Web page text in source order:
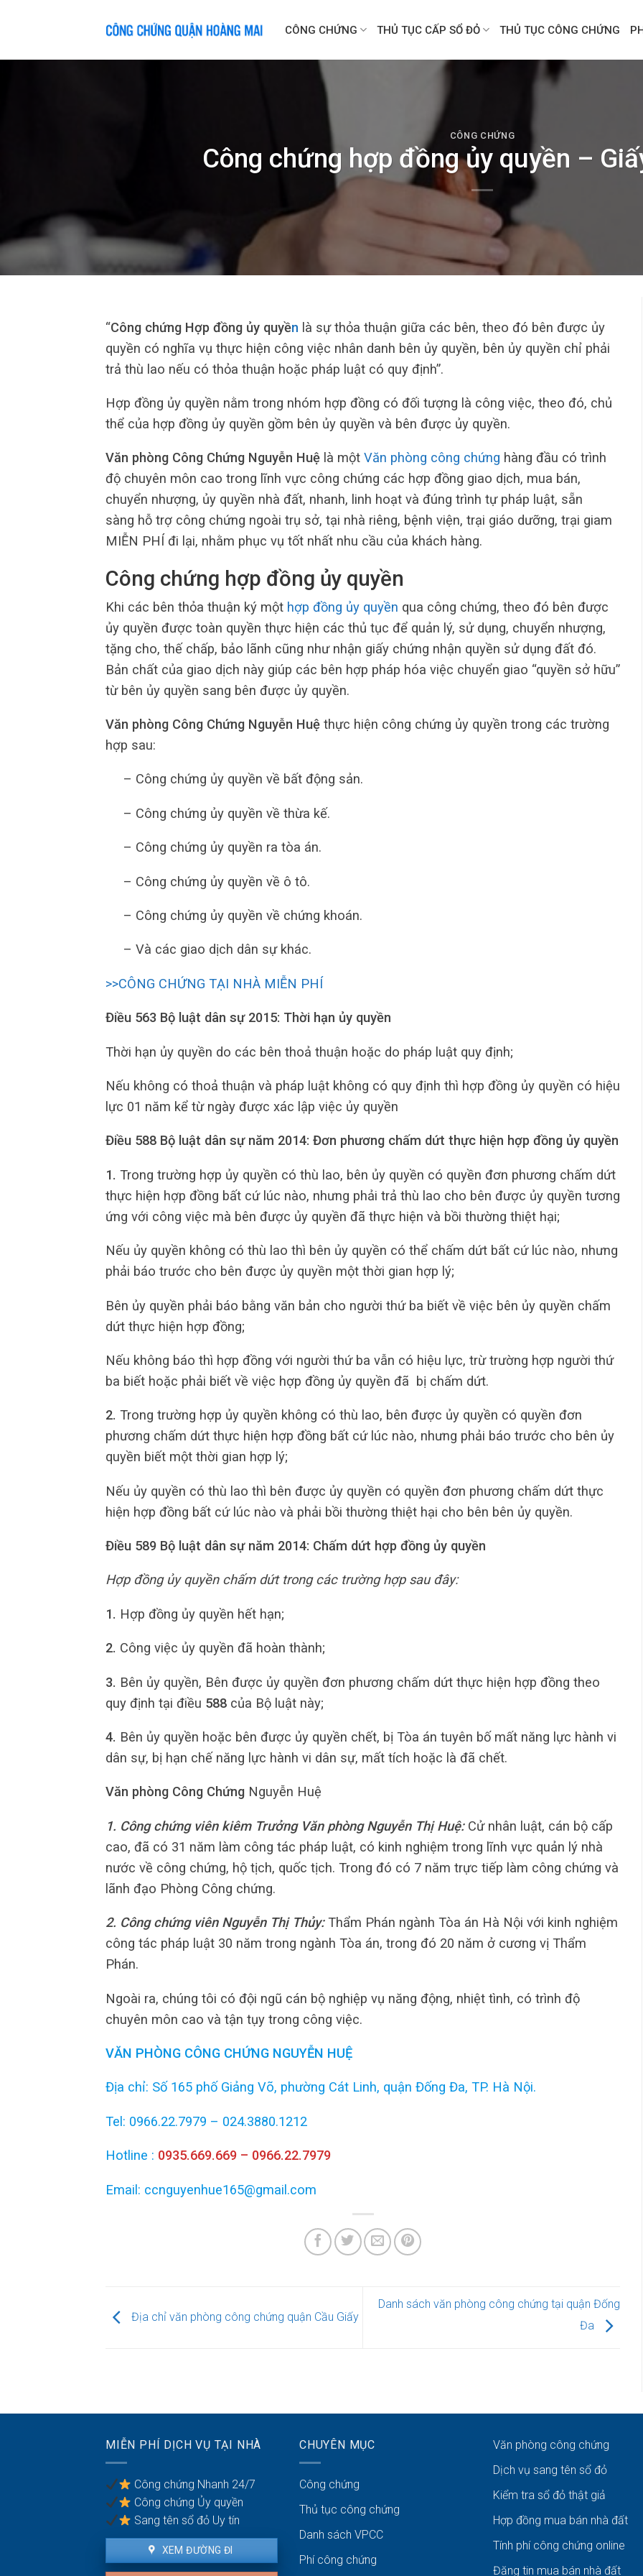
CÔNG CHỨNG THỦ TỤC CẤP SỔ ĐỎ THỦ TỤC CÔNG CHỨNG
CÔNG CHỨNG
Công chứng hợp đồng ủy quyền –
“Công chứng Hợp đồng ủy quyền là sự thỏa thuận giữa các bên, theo đó bên được ủy
quyền có nghĩa vụ thực hiện công việc nhân danh bên ủy quyền, bên ủy quyền chỉ phải
trả thù lao nếu có thỏa thuận hoặc pháp luật có quy định”.
Hợp đồng ủy quyền nằm trong nhóm hợp đồng có đối tượng là công việc, theo đó, chủ
thể của hợp đồng ủy quyền gồm bên ủy quyền và bên được ủy quyền.
Văn phòng Công Chứng Nguyễn Huệ là một Văn phòng công chứng hàng đầu có trình
độ chuyên môn cao trong lĩnh vực công chứng các hợp đồng giao dịch, mua bán,
chuyển nhượng, ủy quyền nhà đất, nhanh, linh hoạt và đúng trình tự pháp luật, sẵn
sàng hỗ trợ công chứng ngoài trụ sở, tại nhà riêng, bệnh viện, trại giáo dưỡng, trại giam
MIỄN PHÍ đi lại, nhằm phục vụ tốt nhất nhu cầu của khách hàng.
Công chứng hợp đồng ủy quyền
Khi các bên thỏa thuận ký một hợp đồng ủy quyền qua công chứng, theo đó bên được
ủy quyền được toàn quyền thực hiện các thủ tục để quản lý, sử dụng, chuyển nhượng,
tặng cho, thế chấp, bảo lãnh cũng như nhận giấy chứng nhận quyền sử dụng đất đó.
Bản chất của giao dịch này giúp các bên hợp pháp hóa việc chuyển giao “quyền sở hữu”
từ bên ủy quyền sang bên được ủy quyền.
Văn phòng Công Chứng Nguyễn Huệ thực hiện công chứng ủy quyền trong các trường
hợp sau:
– Công chứng ủy quyền về bất động sản.
– Công chứng ủy quyền về thừa kế.
– Công chứng ủy quyền ra tòa án.
– Công chứng ủy quyền về ô tô.
– Công chứng ủy quyền về chứng khoán.
– Và các giao dịch dân sự khác.
>>CÔNG CHỨNG TẠI NHÀ MIỄN PHÍ
Điều 563 Bộ luật dân sự 2015: Thời hạn ủy quyền
Thời hạn ủy quyền do các bên thoả thuận hoặc do pháp luật quy định;
Nếu không có thoả thuận và pháp luật không có quy định thì hợp đồng ủy quyền có hiệu
lực 01 năm kể từ ngày được xác lập việc ủy quyền
Điều 588 Bộ luật dân sự năm 2014: Đơn phương chấm dứt thực hiện hợp đồng ủy quyền
1. Trong trường hợp ủy quyền có thù lao, bên ủy quyền có quyền đơn phương chấm dứt
thực hiện hợp đồng bất cứ lúc nào, nhưng phải trả thù lao cho bên được ủy quyền tương
ứng với công việc mà bên được ủy quyền đã thực hiện và bồi thường thiệt hại;
Nếu ủy quyền không có thù lao thì bên ủy quyền có thể chấm dứt bất cứ lúc nào, nhưng
phải báo trước cho bên được ủy quyền một thời gian hợp lý;
Bên ủy quyền phải báo bằng văn bản cho người thứ ba biết về việc bên ủy quyền chấm
dứt thực hiện hợp đồng;
Nếu không báo thì hợp đồng với người thứ ba vẫn có hiệu lực, trừ trường hợp người thứ
ba biết hoặc phải biết về việc hợp đồng ủy quyền đã bị chấm dứt.
2. Trong trường hợp ủy quyền không có thù lao, bên được ủy quyền có quyền đơn
phương chấm dứt thực hiện hợp đồng bất cứ lúc nào, nhưng phải báo trước cho bên ủy
quyền biết một thời gian hợp lý;
Nếu ủy quyền có thù lao thì bên được ủy quyền có quyền đơn phương chấm dứt thực
hiện hợp đồng bất cứ lúc nào và phải bồi thường thiệt hại cho bên bên ủy quyền.
Điều 589 Bộ luật dân sự năm 2014: Chấm dứt hợp đồng ủy quyền
Hợp đồng ủy quyền chấm dứt trong các trường hợp sau đây:
1. Hợp đồng ủy quyền hết hạn;
2. Công việc ủy quyền đã hoàn thành;
3. Bên ủy quyền, Bên được ủy quyền đơn phương chấm dứt thực hiện hợp đồng theo
quy định tại điều 588 của Bộ luật này;
4. Bên ủy quyền hoặc bên được ủy quyền chết, bị Tòa án tuyên bố mất năng lực hành vi
dân sự, bị hạn chế năng lực hành vi dân sự, mất tích hoặc là đã chết.
Văn phòng Công Chứng Nguyễn Huệ
1. Công chứng viên kiêm Trưởng Văn phòng Nguyễn Thị Huệ: Cử nhân luật, cán bộ cấp
cao, đã có 31 năm làm công tác pháp luật, có kinh nghiệm trong lĩnh vực quản lý nhà
nước về công chứng, hộ tịch, quốc tịch. Trong đó có 7 năm trực tiếp làm công chứng và
lãnh đạo Phòng Công chứng.
2. Công chứng viên Nguyễn Thị Thủy:Thẩm Phán ngành Tòa án Hà Nội với kinh nghiệm
công tác pháp luật 30 năm trong ngành Tòa án, trong đó 20 năm ở cương vị Thẩm
Phán.
Ngoài ra, chúng tôi có đội ngũ cán bộ nghiệp vụ năng động, nhiệt tình, có trình độ
chuyên môn cao và tận tụy trong công việc.
VĂN PHÒNG CÔNG CHỨNG NGUYỄN HUỆ
Địa chỉ: Số 165 phố Giảng Võ, phường Cát Linh, quận Đống Đa, TP. Hà Nội.
Tel: 0966.22.7979 – 024.3880.1212
Hotline : 0935.669.669 – 0966.22.7979
Email: ccnguyenhue165@gmail.com
Địa chỉ văn phòng công chứng quận Cầu Giấy
Danh sách văn phòng công chứng tại quận Đống
Đa
MIỄN PHÍ DỊCH VỤ TẠI NHÀ
Công chứng Nhanh 24/7
Công chứng Ủy quyền
Sang tên sổ đỏ Uy tín
XEM ĐƯỜNG ĐI
CHUYÊN MỤC
Công chứng
Thủ tục công chứng
Danh sách VPCC
Phí công chứng
Văn phòng công chứng
Dịch vụ sang tên sổ đỏ
Kiểm tra sổ đỏ thật giả
Hợp đồng mua bán nhà đất
Tính phí công chứng online
Đăng tin mua bán nhà đất